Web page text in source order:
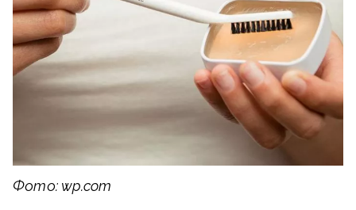
Фото: wp.com